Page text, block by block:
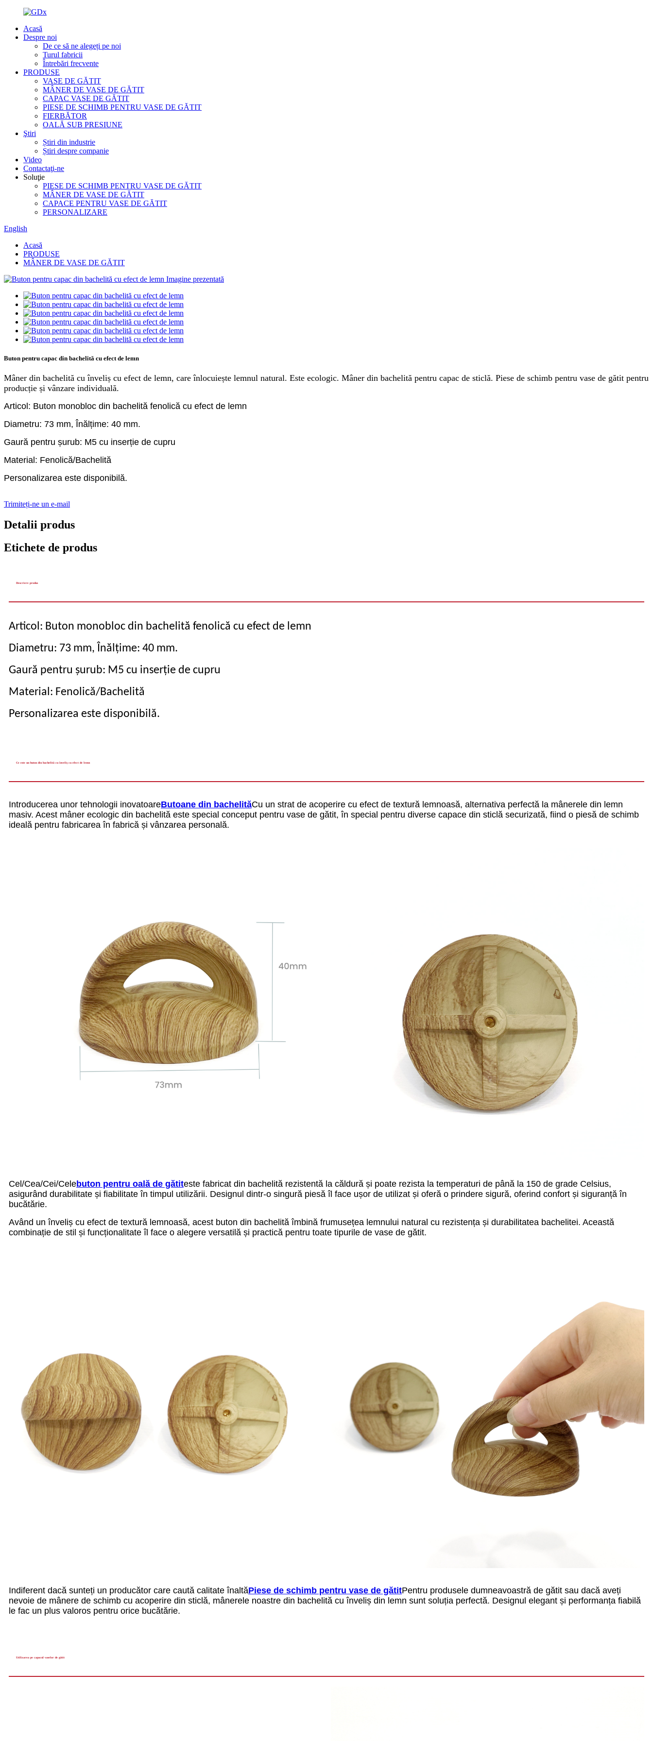
Acasă
Despre noi
De ce să ne alegeți pe noi
Turul fabricii
Întrebări frecvente
PRODUSE
VASE DE GĂTIT
MÂNER DE VASE DE GĂTIT
CAPAC VASE DE GĂTIT
PIESE DE SCHIMB PENTRU VASE DE GĂTIT
FIERBĂTOR
OALĂ SUB PRESIUNE
Ştiri
Știri din industrie
Știri despre companie
Video
Contactaţi-ne
Soluţie
PIESE DE SCHIMB PENTRU VASE DE GĂTIT
MÂNER DE VASE DE GĂTIT
CAPACE PENTRU VASE DE GĂTIT
PERSONALIZARE
English
Acasă
PRODUSE
MÂNER DE VASE DE GĂTIT
Buton pentru capac din bachelită cu efect de lemn
Mâner din bachelită cu înveliș cu efect de lemn, care înlocuiește lemnul natural. Este ecologic. Mâner din bachelită pentru capac de sticlă. Piese de schimb pentru vase de gătit pentru
producție și vânzare individuală.
Articol: Buton monobloc din bachelită fenolică cu efect de lemn
Diametru: 73 mm, Înălțime: 40 mm.
Gaură pentru șurub: M5 cu inserție de cupru
Material: Fenolică/Bachelită
Personalizarea este disponibilă.
Trimiteți-ne un e-mail
Detalii produs
Etichete de produs
Descriere produs
Articol: Buton monobloc din bachelită fenolică cu efect de lemn
Diametru: 73 mm, Înălțime: 40 mm.
Gaură pentru șurub: M5 cu inserție de cupru
Material: Fenolică/Bachelită
Personalizarea este disponibilă.
Ce este un buton din bachelită cu înveliș cu efect de lemn
Introducerea unor tehnologii inovatoareButoane din bachelităCu un strat de acoperire cu efect de textură lemnoasă, alternativa perfectă la mânerele din lemn
masiv. Acest mâner ecologic din bachelită este special conceput pentru vase de gătit, în special pentru diverse capace din sticlă securizată, fiind o piesă de schimb
ideală pentru fabricarea în fabrică și vânzarea personală.
Cel/Cea/Cei/Celebuton pentru oală de gătiteste fabricat din bachelită rezistentă la căldură și poate rezista la temperaturi de până la 150 de grade Celsius,
asigurând durabilitate și fiabilitate în timpul utilizării. Designul dintr-o singură piesă îl face ușor de utilizat și oferă o prindere sigură, oferind confort și siguranță în
bucătărie.
Având un înveliș cu efect de textură lemnoasă, acest buton din bachelită îmbină frumusețea lemnului natural cu rezistența și durabilitatea bachelitei. Această
combinație de stil și funcționalitate îl face o alegere versatilă și practică pentru toate tipurile de vase de gătit.
Indiferent dacă sunteți un producător care caută calitate înaltăPiese de schimb pentru vase de gătitPentru produsele dumneavoastră de gătit sau dacă aveți
nevoie de mânere de schimb cu acoperire din sticlă, mânerele noastre din bachelită cu înveliș din lemn sunt soluția perfectă. Designul elegant și performanța fiabilă
le fac un plus valoros pentru orice bucătărie.
Utilizarea pe capacul vaselor de gătit